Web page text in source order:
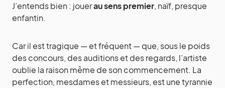
J’entends bien : jouerau sens premier, naïf, presque
enfantin.
Car il est tragique — et fréquent — que, sous le poids
des concours, des auditions et des regards, l’artiste
oublie la raison même de son commencement. La
perfection, mesdames et messieurs, est une tyrannie